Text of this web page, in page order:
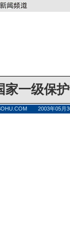
家一级保
2003年05